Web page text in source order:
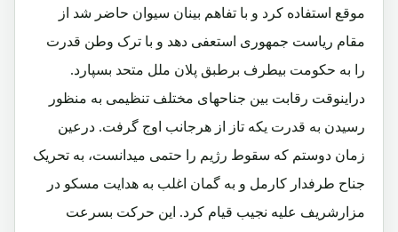
موقع استفاده کرد و با تفاهم بینان سیوان حاضر شد از
مقام ریاست جمهوری استعفی دهد و با ترک وطن قدرت
را به حکومت بیطرف برطبق پلان ملل متحد بسپارد.
دراینوقت رقابت بین جناحهای مختلف تنظیمی به منظور
رسیدن به قدرت یکه تاز از هرجانب اوج گرفت. درعین
زمان دوستم که سقوط رژیم را حتمی میدانست، به تحریک
جناح طرفدار کارمل و به گمان اغلب به هدایت مسکو در
مزارشریف علیه نجیب قیام کرد. این حرکت بسرعت